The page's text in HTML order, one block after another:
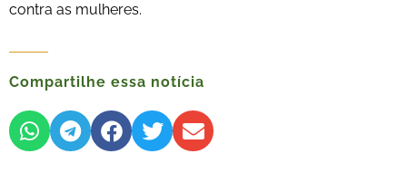
contra as mulheres.
Compartilhe essa notícia